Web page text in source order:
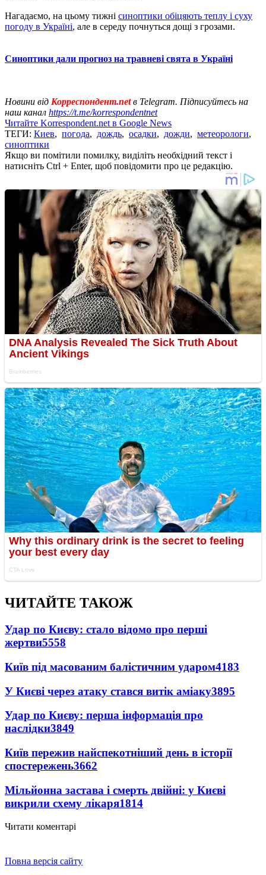
Нагадаємо, на цьому тижні синоптики обіцяють теплу і суху
погоду в Україні, але в середу почнуться дощі з грозами.
Синоптики дали прогноз на травневі свята в Україні
Новини від Корреспондент.netв Telegram. Підписуйтесь на
наш канал https://t.me/korrespondentnet
Читайте Korrespondent.net в Google News
ТЕГИ: Киев, погода, дождь, осадки, дожди, метеорологи,
синоптики
Якщо ви помітили помилку, виділіть необхідний текст і
натисніть Ctrl + Enter, щоб повідомити про це редакцію.
ЧИТАЙТЕ ТАКОЖ
Удар по Києву: стало відомо про перші
жертви5558
Київ під масованим балістичним ударом4183
У Києві через атаку стався витік аміаку3895
Удар по Києву: перша інформація про
наслідки3849
Київ пережив найспекотніший день в історії
спостережень3662
Мільйонна застава і смерть двійні: у Києві
викрили схему лікаря1814
Читати коментарі
Повна версія сайту